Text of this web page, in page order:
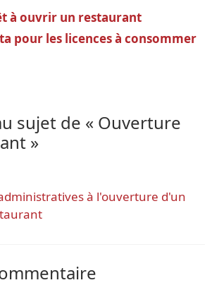
à ouvrir un restaurant
pour les licences à consommer
sujet de « Ouverture
»
à l'ouverture d'un